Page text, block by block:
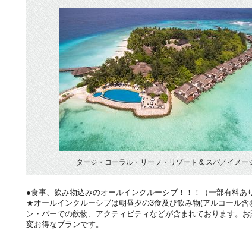
タージ・コーラル・リーフ・リゾート & スパ／イメー
●食事、飲み物込みのオールインクルーシブ！！！（一部有料あ
★オールインクルーシブは朝昼夕の3食及び飲み物(アルコール含
ン・バーでの飲物、アクティビティなどが含まれております。
変お得なプランです。